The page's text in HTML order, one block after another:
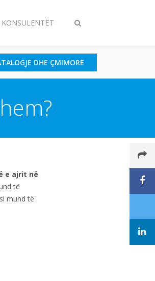
Toggle
DHE ÇMIMORE
e ajrit në
të
mund të